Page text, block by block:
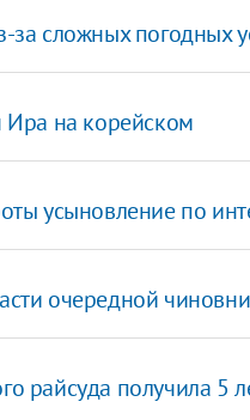
за сложных погодных
на корейском
усыновление по
очередной
райсуда получила 5